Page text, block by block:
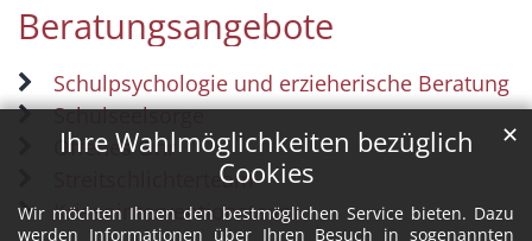
Ihre Wahlmöglichkeiten bezüglich
Cookies
Wir möchten Ihnen den bestmöglichen Service bieten. Dazu
werden Informationen über Ihren Besuch in sogenannten
✕
Beratungsangebote
Schulpsychologie und erzieherische Beratung
Schulseelsorge
Offenes Ohr
Streitschlichterteam
Kriseninterventionsteam